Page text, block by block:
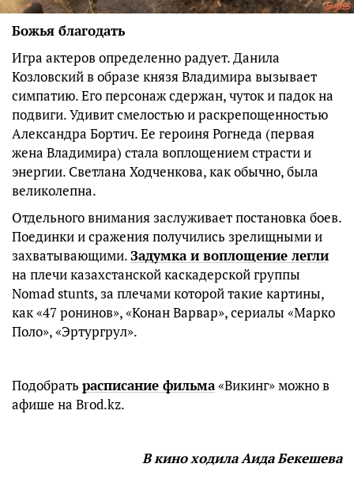
Божья благодать
Игра актеров определенно радует. Данила
Козловский в образе князя Владимира вызывает
симпатию. Его персонаж сдержан, чуток и падок на
подвиги. Удивит смелостью и раскрепощенностью
Александра Бортич. Ее героиня Рогнеда (первая
жена Владимира) стала воплощением страсти и
энергии. Светлана Ходченкова, как обычно, была
великолепна.
Отдельного внимания заслуживает постановка боев.
Поединки и сражения получились зрелищными и
захватывающими.Задумка и воплощение легли
на плечи казахстанской каскадерской группы
Nomad stunts, за плечами которой такие картины,
как «47 ронинов», «Конан Варвар», сериалы «Марко
Поло», «Эртургрул».
Подобрать расписание фильма«Викинг» можно в
афише на Brod.kz.
ВкиноходилаАидаБекешева